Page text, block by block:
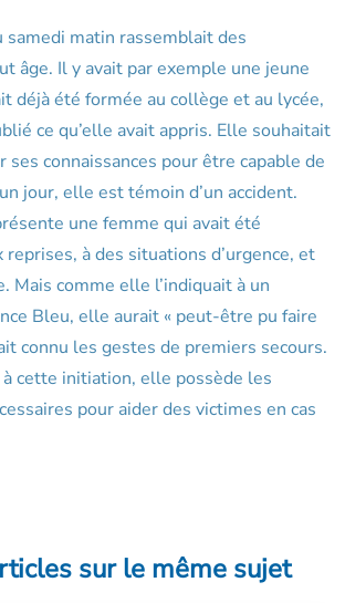
matin rassemblait des
âge. Il y avait par exemple une jeune
déjà été formée au collège et au lycée,
ce qu’elle avait appris. Elle souhaitait
ses connaissances pour être capable de
jour, elle est témoin d’un accident.
une femme qui avait été
à des situations d’urgence, et
Mais comme elle l’indiquait à un
Bleu, elle aurait « peut-être pu faire
connu les gestes de premiers secours.
à cette initiation, elle possède les
pour aider des victimes en cas
sur le même sujet